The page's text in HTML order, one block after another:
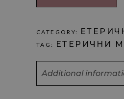
CATEGORY:
TAG: ЕТЕРИЧНИ
Additional